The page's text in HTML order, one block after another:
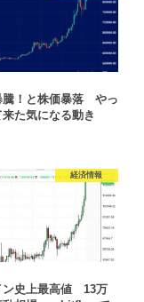
騰！と株価暴落 やっ
来た気になる動き
経済情報
ン史上最高値 13万